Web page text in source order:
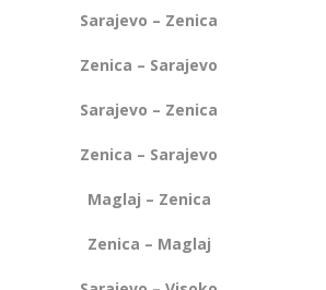
Sarajevo – Zenica
Zenica – Sarajevo
Sarajevo – Zenica
Zenica – Sarajevo
Maglaj – Zenica
Zenica – Maglaj